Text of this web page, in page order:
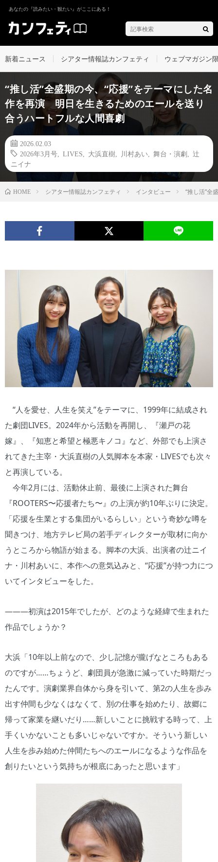
あなたの『読みたい・観たい』がここにある！
新着ニュース シアター情報誌カンフェティ ウェブマガジン
“推し活”全盛期の今、“応援”をテーマにした名
作を再演 明日を生きるためのエールを送り
合うハートフルな人間喜劇
2026.02.03
2026年3月号
LIVES 大浜直樹 川村あい 舞台・演劇
辻
ニイナ
HOME シアター情報誌カンフェティ インタビュー “推し活”全
“人を愛せ、人生を笑え”をテーマに、1999年に結成され
た劇団LIVES。2024年から活動を再開し、『瀬戸の花
嫁』、『知恵と希望と極悪キノコ』など、外部でも上演さ
れてきた主宰・大浜直樹の人気脚本を本家・LIVESでも次々
と再演している。
今年2月には、活動休止前、最後に上演された舞台
『ROOTERS〜応援者たち〜』の上演が約10年ぶりに決定。
「応援を生業とする集団がいるらしい」という奇妙な噂を
聞きつけ、地方テレビ局の若手ディレクターが取材に向か
うところから物語が始まる。脚本の大浜、出演者の辻ニイ
ナ・川村あいに、本作への意気込みと、“応援”が持つ力につ
いてインタビューをした。
―――初演は2015年でしたが、どのような経緯で生まれた
作品でしょうか？
大浜「10年以上前なので、少し記憶が朧げなところもある
のですが……ちょうど、劇団員が急激に減っていた時期だっ
たんです。演劇業界自体から身を引いて、第2の人生を歩み
出す仲間も少なくはなくて、別の仕事を始めたり、故郷に
帰って家業を継いだり……新しいことに挑戦する時って、上
手くいかないことも多いじゃないですか。そういう新しい
人生を歩み始めた仲間たちへのエールになるような作品を
創りたいという気持ちが根底にあったと思います」